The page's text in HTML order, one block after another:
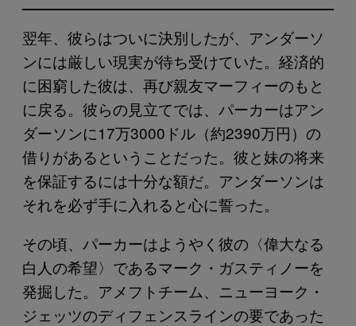
翌年、彼らはついに決別したが、アンダーソ
ンには厳しい現実が待ち受けていた。経済的
に困窮した彼は、再び親友マーフィーのもと
に戻る。彼らの見立てでは、パーカーはアン
ダーソンに17万3000ドル（約2390万円）の
借りがあるということだった。彼と妹の将来
を保証するには十分な額だ。アンダーソンは
それを必ず手に入れると心に誓った。
その頃、パーカーはようやく彼の〈偉大なる
白人の希望〉であるマーク・ガスティノーを
発掘した。アメフトチーム、ニューヨーク・
ジェッツのディフェンスラインの要であった